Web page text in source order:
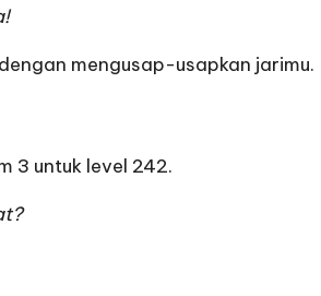
mengusap-usapkan jarimu.
3 untuk level 242.